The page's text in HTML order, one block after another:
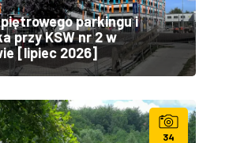
parkingu i
przy KSW nr 2 w
[lipiec 2026]
34